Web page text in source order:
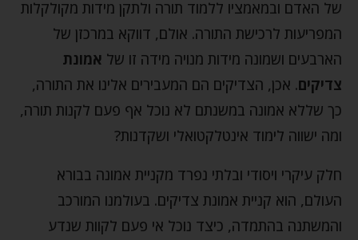
של האדם ובמאמציו ללמוד תורה ולתקן מידות מקולקלות
המפריעות לרכישת התורה. אולם, דווקא במרכזן של
הארבעים ושמונה מידות מנויה מידה זו של אמונת
צדיקים. אכן, הצדיקים הם המעבירים אלינו את התורה,
כך שללא אמונה במשנתם לא נוכל אף פעם לקנות תורה,
ומה ישווה לימוד אינטלקטואלי ושקדנות?
חלק עיקרי ויסודי ובלתי נפרד מקניית אמונה בבורא
העולם, הוא קניית אמונת צדיקים. בעולמנו המורכב
והמשתנה בהתמדה, כיצד נוכל אי פעם לקוות שנדע